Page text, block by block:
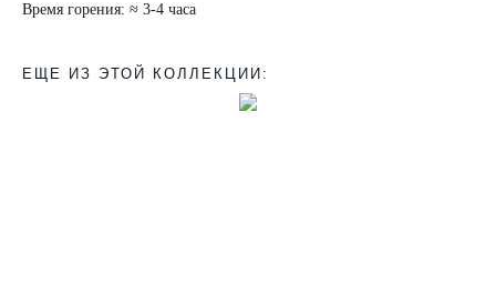
Время горения: ≈ 3-4 часа
ЕЩЕ ИЗ ЭТОЙ КОЛЛЕКЦИИ: